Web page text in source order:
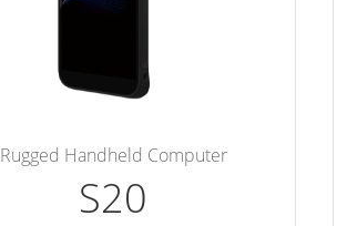
Rugged Handheld Computer
S20